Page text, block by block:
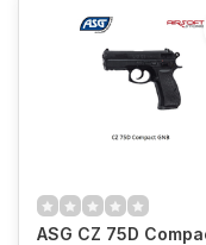
ASG CZ 75D